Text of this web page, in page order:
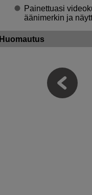
Painettuasi
äänimerkin ja
Huomautus